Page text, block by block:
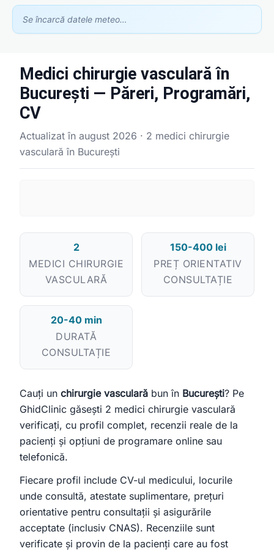
Se încarcă datele meteo…
Medici chirurgie vasculară în
București — Păreri, Programări,
CV
Actualizat în august 2026 · 2 medici chirurgie
vasculară în București
2
MEDICI CHIRURGIE
VASCULARĂ
150-400 lei
PREȚ ORIENTATIV
CONSULTAȚIE
20-40 min
DURATĂ
CONSULTAȚIE
Cauți un chirurgie vasculară bun în București? Pe
GhidClinic găsești 2 medici chirurgie vasculară
verificați, cu profil complet, recenzii reale de la
pacienți și opțiuni de programare online sau
telefonică.
Fiecare profil include CV-ul medicului, locurile
unde consultă, atestate suplimentare, prețuri
orientative pentru consultații și asigurările
acceptate (inclusiv CNAS). Recenziile sunt
verificate și provin de la pacienți care au fost
Vă ajutăm să găsiți medicul sau clinica potrivită
Toate Doar medici Doar clinici
Încercați:
clinică stomatologie pentru copii